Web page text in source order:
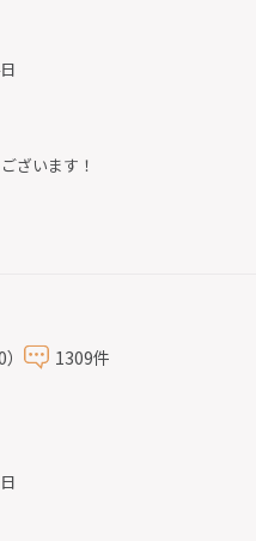
ざいます！
1309件